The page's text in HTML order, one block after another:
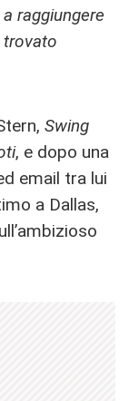
raggiungere
trovato
Swing
, e dopo una
email tra lui
a Dallas,